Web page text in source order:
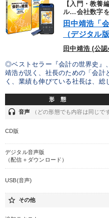
【入門・教養
ル…会社数字
田中靖浩「
（デジタル
田中靖浩 (公
◎ベストセラー『会計の世界史』
靖浩が説く、社長のための「会
く、業績も伸びている社長は、総
形 態
headset 音声 （どの形態でも内容は同じで
CD版
デジタル音声版
（配信＋ダウンロード）
USB(音声)
star_border その他